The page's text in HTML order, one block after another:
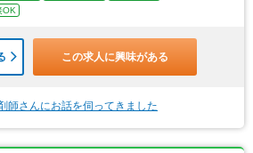
OK
この求人に興味がある
師さんにお話を伺ってきました